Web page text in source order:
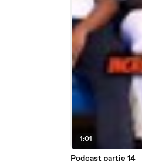
1:01
Podcast partie 14